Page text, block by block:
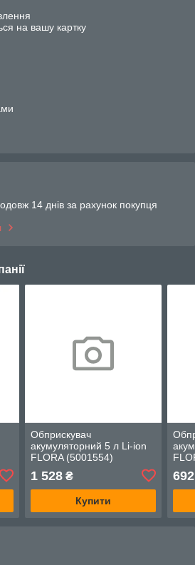
на вашу картку
14 днів за рахунок покупця
Обприскувач
акумуляторний 5 л Li-ion
FLORA (5001554)
1 528₴
Купити
692